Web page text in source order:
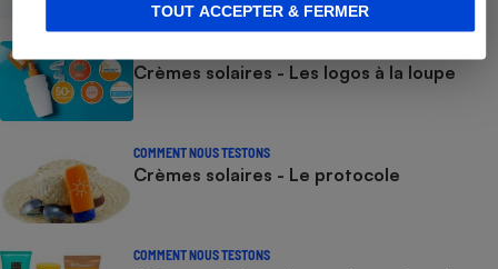
TOUT ACCEPTER & FERMER
Crèmes solaires - Les logos à la loupe
COMMENT NOUS TESTONS
Crèmes solaires - Le protocole
COMMENT NOUS TESTONS